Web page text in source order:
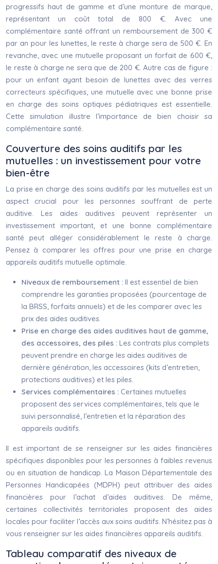
progressifs haut de gamme et d’une monture de marque,
représentant un coût total de 800 €. Avec une
complémentaire santé offrant un remboursement de 300 €
par an pour les lunettes, le reste à charge sera de 500 €. En
revanche, avec une mutuelle proposant un forfait de 600 €,
le reste à charge ne sera que de 200 €. Autre cas de figure :
pour un enfant ayant besoin de lunettes avec des verres
correcteurs spécifiques, une mutuelle avec une bonne prise
en charge des soins optiques pédiatriques est essentielle.
Cette simulation illustre l’importance de bien choisir sa
complémentaire santé.
Couverture des soins auditifs par les
mutuelles : un investissement pour votre
bien-être
La prise en charge des soins auditifs par les mutuelles est un
aspect crucial pour les personnes souffrant de perte
auditive. Les aides auditives peuvent représenter un
investissement important, et une bonne complémentaire
santé peut alléger considérablement le reste à charge.
Pensez à comparer les offres pour une prise en charge
appareils auditifs mutuelle optimale.
Niveaux de remboursement : Il est essentiel de bien
comprendre les garanties proposées (pourcentage de
la BRSS, forfaits annuels) et de les comparer avec les
prix des aides auditives.
Prise en charge des aides auditives haut de gamme,
des accessoires, des piles : Les contrats plus complets
peuvent prendre en charge les aides auditives de
dernière génération, les accessoires (kits d’entretien,
protections auditives) et les piles.
Services complémentaires : Certaines mutuelles
proposent des services complémentaires, tels que le
suivi personnalisé, l’entretien et la réparation des
appareils auditifs.
Il est important de se renseigner sur les aides financières
spécifiques disponibles pour les personnes à faibles revenus
ou en situation de handicap. La Maison Départementale des
Personnes Handicapées (MDPH) peut attribuer des aides
financières pour l’achat d’aides auditives. De même,
certaines collectivités territoriales proposent des aides
locales pour faciliter l’accès aux soins auditifs. N’hésitez pas à
vous renseigner sur les aides financières appareils auditifs.
Tableau comparatif des niveaux de